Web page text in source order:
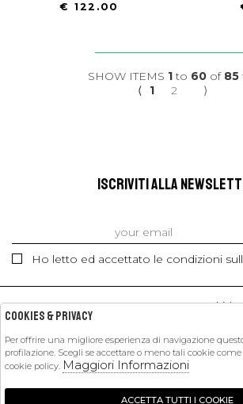
€ 122.00
SHOW ITEMS 1to 60 of 85
⟨
1 2 ⟩
ISCRIVITI ALLA
Ho letto ed accettato le condizioni
kids
PETIT PASHA
SHOPPING
Cookies & Privacy
Per offrire una migliore esperienza di navigazione
profilazione. Scegli se accettare o meno tali cookie
cookie policy. Maggiori Informazioni
ACCETTA TUTTI I COOKIE